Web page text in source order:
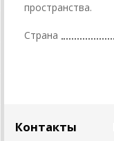
пространства.
Страна
Контакты